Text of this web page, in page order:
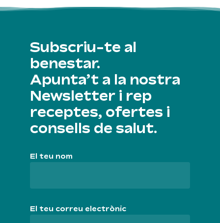
Subscriu-te al
benestar.
Apunta’t a la nostra
Newsletter i rep
receptes, ofertes i
consells de salut.
El teu nom
El teu correu electrònic